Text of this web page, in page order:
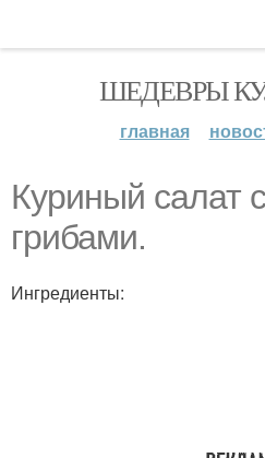
ШЕДЕВРЫ
главная
Куриный салат
грибами.
Ингредиенты: